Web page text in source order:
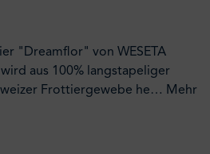
"Dreamflor" von WESETA
wird aus 100% langstapeliger
Frottiergewebe he… Mehr